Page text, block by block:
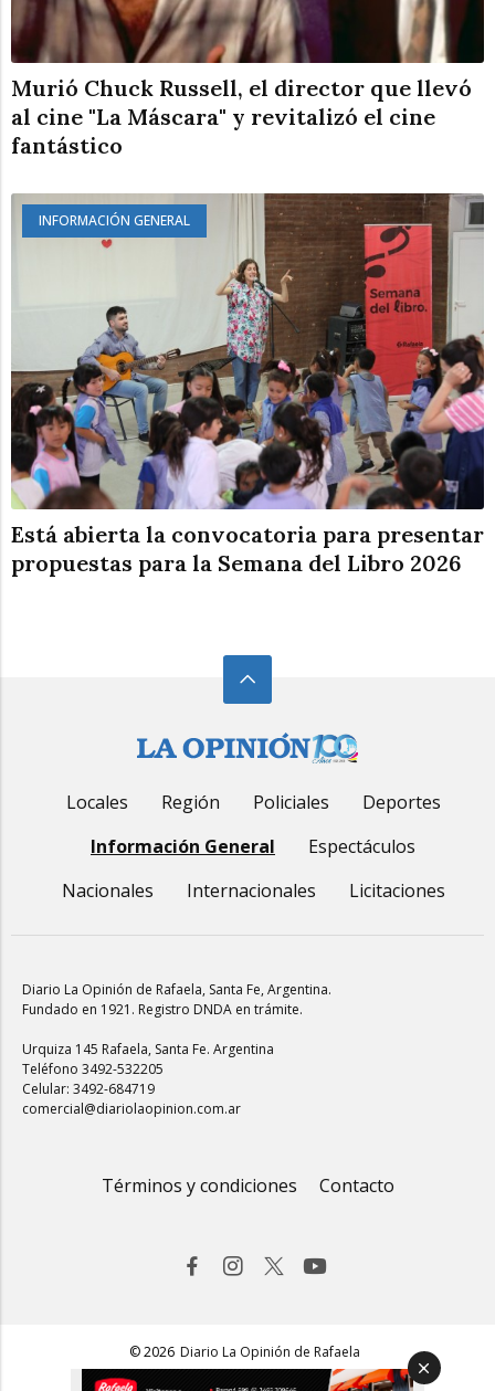
Murió Chuck Russell, el director que llevó
al cine "La Máscara" y revitalizó el cine
fantástico
INFORMACIÓN GENERAL
Está abierta la convocatoria para presentar
propuestas para la Semana del Libro 2026
Locales Región Policiales
Deportes
Información General
Espectáculos
Nacionales
Internacionales Licitaciones
Diario La Opinión de Rafaela, Santa Fe, Argentina.
Fundado en 1921. Registro DNDA en trámite.
Urquiza 145 Rafaela, Santa Fe. Argentina
Teléfono 3492-532205
Celular: 3492-684719
comercial@diariolaopinion.com.ar
Términos y condiciones Contacto
© 2026 Diario La Opinión de Rafaela